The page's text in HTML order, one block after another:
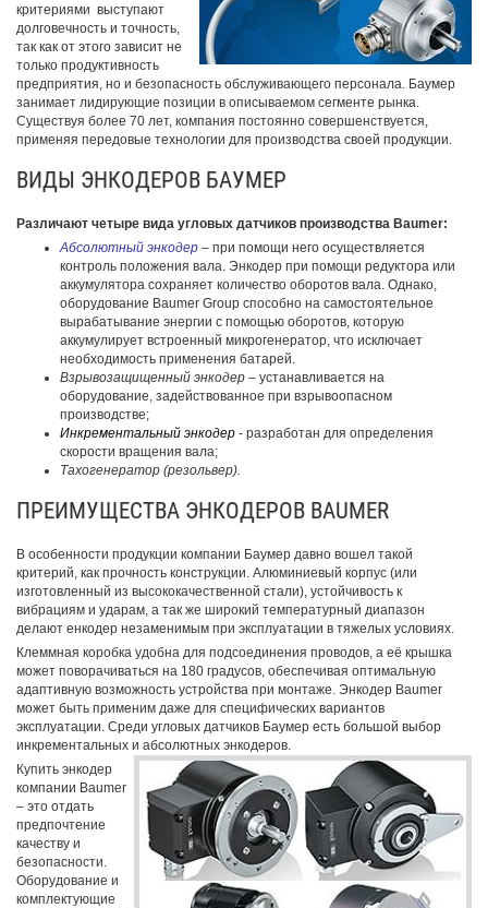
критериями выступают
долговечность и точность,
так как от этого зависит не
только продуктивность
предприятия, но и безопасность обслуживающего персонала. Баумер
занимает лидирующие позиции в описываемом сегменте рынка.
Существуя более 70 лет, компания постоянно совершенствуется,
применяя передовые технологии для производства своей продукции.
ВИДЫ ЭНКОДЕРОВ БАУМЕР
Различают четыре вида угловых датчиков производства Baumer:
Абсолютный энкодер – при помощи него осуществляется
контроль положения вала. Энкодер при помощи редуктора или
аккумулятора сохраняет количество оборотов вала. Однако,
оборудование Baumer Group способно на самостоятельное
вырабатывание энергии с помощью оборотов, которую
аккумулирует встроенный микрогенератор, что исключает
необходимость применения батарей.
Взрывозащищенный энкодер – устанавливается на
оборудование, задействованное при взрывоопасном
производстве;
Инкрементальный энкодер - разработан для определения
скорости вращения вала;
Тахогенератор (резольвер).
ПРЕИМУЩЕСТВА ЭНКОДЕРОВ BAUMER
В особенности продукции компании Баумер давно вошел такой
критерий, как прочность конструкции. Алюминиевый корпус (или
изготовленный из высококачественной стали), устойчивость к
вибрациям и ударам, а так же широкий температурный диапазон
делают енкодер незаменимым при эксплуатации в тяжелых условиях.
Клеммная коробка удобна для подсоединения проводов, а её крышка
может поворачиваться на 180 градусов, обеспечивая оптимальную
адаптивную возможность устройства при монтаже. Энкодер Baumer
может быть применим даже для специфических вариантов
эксплуатации. Среди угловых датчиков Баумер есть большой выбор
инкрементальных и абсолютных энкодеров.
Купить энкодер
компании Baumer
– это отдать
предпочтение
качеству и
безопасности.
Оборудование и
комплектующие